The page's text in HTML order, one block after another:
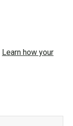
Learn how your